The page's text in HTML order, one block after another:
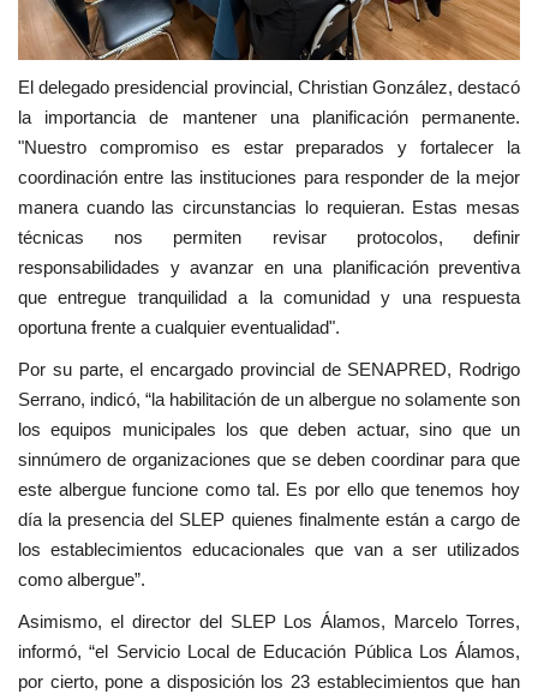
El delegado presidencial provincial, Christian González, destacó
la importancia de mantener una planificación permanente.
"Nuestro compromiso es estar preparados y fortalecer la
coordinación entre las instituciones para responder de la mejor
manera cuando las circunstancias lo requieran. Estas mesas
técnicas nos permiten revisar protocolos, definir
responsabilidades y avanzar en una planificación preventiva
que entregue tranquilidad a la comunidad y una respuesta
oportuna frente a cualquier eventualidad".
Por su parte, el encargado provincial de SENAPRED, Rodrigo
Serrano, indicó, “la habilitación de un albergue no solamente son
los equipos municipales los que deben actuar, sino que un
sinnúmero de organizaciones que se deben coordinar para que
este albergue funcione como tal. Es por ello que tenemos hoy
día la presencia del SLEP quienes finalmente están a cargo de
los establecimientos educacionales que van a ser utilizados
como albergue”.
Asimismo, el director del SLEP Los Álamos, Marcelo Torres,
informó, “el Servicio Local de Educación Pública Los Álamos,
por cierto, pone a disposición los 23 establecimientos que han